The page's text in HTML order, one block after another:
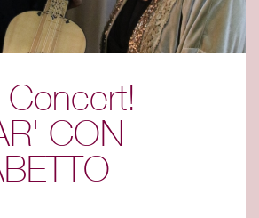
Concert!
CON